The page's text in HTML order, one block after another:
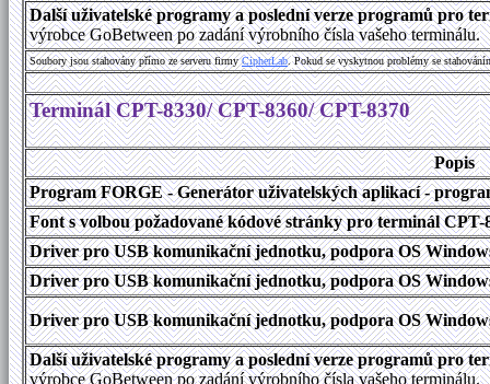
Další uživatelské programy a poslední verze programů pro
výrobce GoBetween po zadání výrobního čísla vašeho terminálu.
Soubory jsou stahovány přímo ze serveru firmyCipherLab. Pokud se vyskytnou problémy se
Terminál CPT-8330/ CPT-8360/ CPT-8370
Popis
Program FORGE - Generátor uživatelských aplikací -
Font s volbou požadované kódové stránky pro terminál
Driver pro USB komunikační jednotku, podpora OS
Driver pro USB komunikační jednotku, podpora OS
Driver pro USB komunikační jednotku, podpora OS
Další uživatelské programy a poslední verze programů pro
výrobce GoBetween po zadání výrobního čísla vašeho terminálu.